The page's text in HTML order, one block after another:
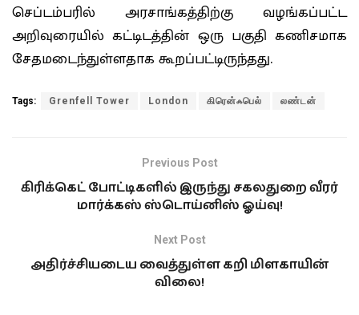
செப்டம்பரில் அரசாங்கத்திற்கு வழங்கப்பட்ட
அறிவுரையில் கட்டிடத்தின் ஒரு பகுதி கணிசமாக
சேதமடைந்துள்ளதாக கூறப்பட்டிருந்தது.
Tags: Grenfell Tower London கிரென்ஃபெல் லண்டன்
Previous Post
கிரிக்கெட் போட்டிகளில் இருந்து சகலதுறை வீரர்
மார்க்கஸ் ஸ்டொய்னிஸ் ஓய்வு!
Next Post
அதிர்ச்சியடைய வைத்துள்ள கறி மிளகாயின்
விலை!